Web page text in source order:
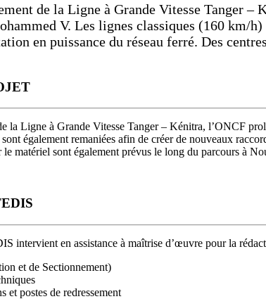
de la Ligne à Grande Vitesse Tanger
V. Les lignes classiques (160 km/
en puissance du réseau ferré. Des
la Ligne à Grande Vitesse Tanger – Kénitra, l’ONCF
également remaniées afin de créer de nouveaux
le matériel sont également prévus le long du parcours à
intervient en assistance à maîtrise d’œuvre pour la
et de Sectionnement)
et postes de redressement